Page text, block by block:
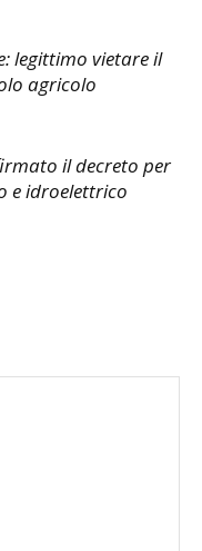
legittimo vietare il
agricolo
il decreto per
e idroelettrico